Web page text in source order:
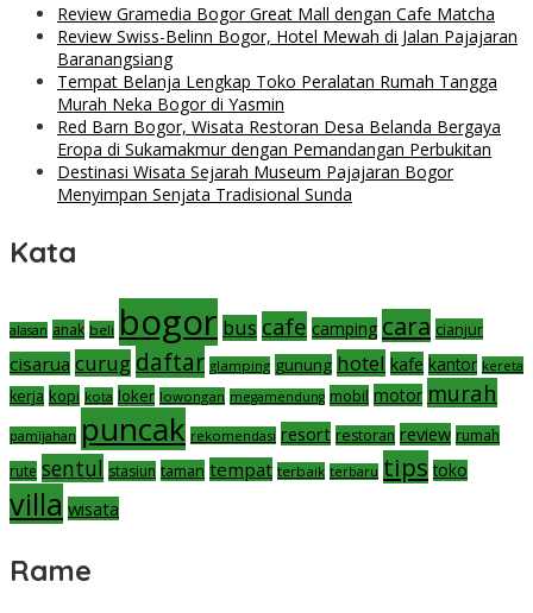
Review Gramedia Bogor Great Mall dengan Cafe Matcha
Review Swiss-Belinn Bogor, Hotel Mewah di Jalan Pajajaran
Baranangsiang
Tempat Belanja Lengkap Toko Peralatan Rumah Tangga
Murah Neka Bogor di Yasmin
Red Barn Bogor, Wisata Restoran Desa Belanda Bergaya
Eropa di Sukamakmur dengan Pemandangan Perbukitan
Destinasi Wisata Sejarah Museum Pajajaran Bogor
Menyimpan Senjata Tradisional Sunda
Kata
alasan anak beli bogor bus cafe camping cara cianjur
cisarua curug daftar glamping gunung hotel kafe kantor kereta
kerja kopi kota loker lowongan megamendung mobil motor murah
pamijahan puncak rekomendasi resort restoran review rumah
rute sentul stasiun taman tempat terbaik terbaru tips toko
villa wisata
Rame